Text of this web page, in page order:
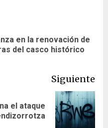
en la renovación de
del casco histórico
Siguiente
el ataque